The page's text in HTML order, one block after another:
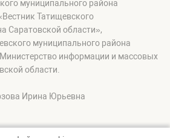
муниципального района
Татищевского
Саратовской области»,
муниципального района
информации и массовых
области.
Ирина Юрьевна